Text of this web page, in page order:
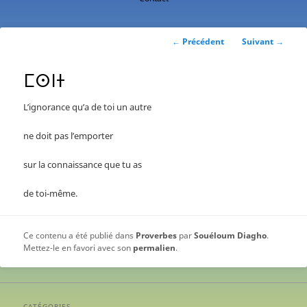
Navigation
← Précédent Suivant →
ⵎⵙⵏⵜ
L’ignorance qu’a de toi un autre
ne doit pas l’emporter
sur la connaissance que tu as
de toi-même.
Ce contenu a été publié dans Proverbes parSouéloum Diagho.
Mettez-le en favori avec son permalien.